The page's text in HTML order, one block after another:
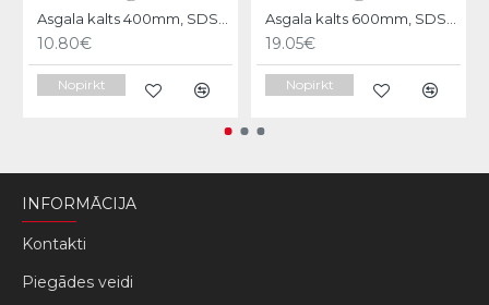
Asgala kalts 400mm, SDS-MAX KWB
10.80€
Nopirkt
Asgala kalts 600mm, SDS-MAX KWB
19.05€
Nopirkt
INFORMĀCIJA
Kontakti
Piegādes veidi